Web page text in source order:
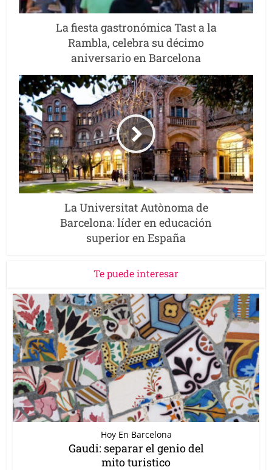
La fiesta gastronómica Tast a la
Rambla, celebra su décimo
aniversario en Barcelona
La Universitat Autònoma de
Barcelona: líder en educación
superior en España
Te puede interesar
Hoy En Barcelona
Gaudi: separar el genio del
mito turistico